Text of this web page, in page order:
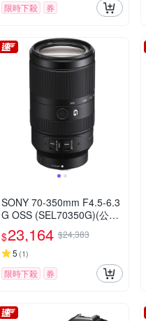
限時下殺 券
SONY 70-350mm F4.5-6.3
G OSS (SEL70350G)(公司
貨)
$23,164 $24,383
5 (1)
限時下殺 券